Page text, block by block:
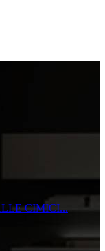
CIMICI...